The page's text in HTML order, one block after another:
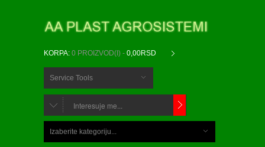
KORPA: 0 PROIZVOD(I) - 0,00RSD
Service Tools
CHOOSE
Izaberite kategoriju...